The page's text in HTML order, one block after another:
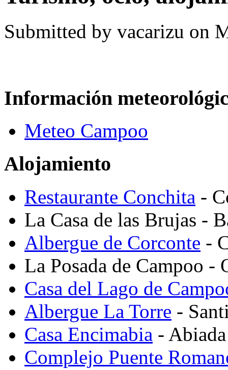
Submitted by vacarizu on
Información
Meteo Campoo
Alojamiento
Restaurante Conchita -
La Casa de las Brujas -
Albergue de Corconte -
La Posada de Campoo -
Casa del Lago de
Albergue La Torre -
Casa Encimabia - Abiada
Complejo Puente